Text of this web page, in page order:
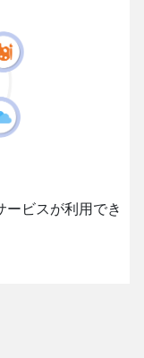
ービスが利用でき